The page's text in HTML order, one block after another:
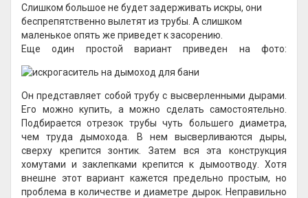
Слишком большое не будет задерживать искры, они
беспрепятственно вылетят из трубы. А слишком
маленькое опять же приведет к засорению.
Еще один простой вариант приведен на фото:
Он представляет собой трубу с высверленными дырами.
Его можно купить, а можно сделать самостоятельно.
Подбирается отрезок трубы чуть большего диаметра,
чем труда дымохода. В нем высверливаются дыры,
сверху крепится зонтик. Затем вся эта конструкция
хомутами и заклепками крепится к дымоотводу. Хотя
внешне этот вариант кажется предельно простым, но
проблема в количестве и диаметре дырок. Неправильно